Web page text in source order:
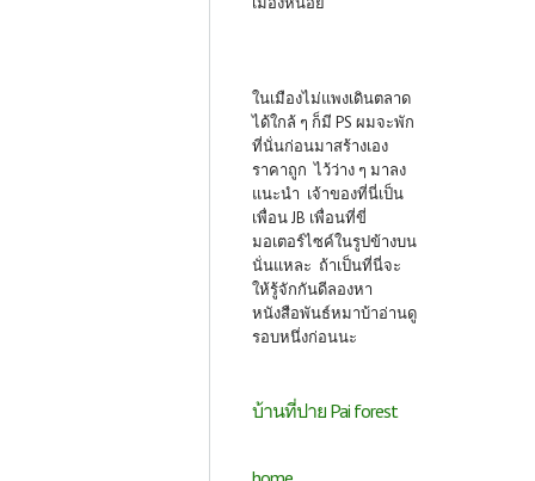
ในเมืองไม่แพงเดินตลาด
ได้ใกล้ ๆ ก็มี PS ผมจะพัก
ที่นั่นก่อนมาสร้างเอง
ราคาถูก ไว้ว่าง ๆ มาลง
แนะนำ เจ้าของที่นี่เป็น
เพื่อน JB เพื่อนที่ขี่
มอเตอร์ไซค์ในรูปข้างบน
นั่นแหละ ถ้าเป็นที่นี่จะ
ให้รู้จักกันดีลองหา
หนังสือพันธ์หมาบ้าอ่านดู
รอบหนึ่งก่อนนะ
บ้านที่ปาย Pai forest